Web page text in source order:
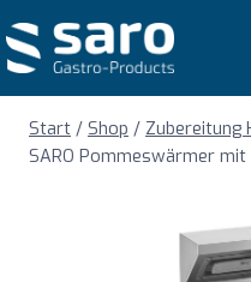
Inhalt
springen
Start / Shop / Zubereitung
SARO Pommeswärmer mit